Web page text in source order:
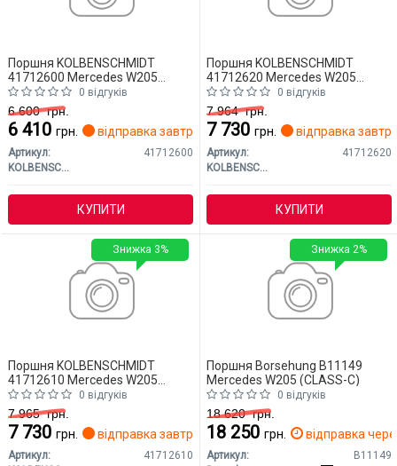
Поршня KOLBENSCHMIDT
41712600 Mercedes W205
(CLASS-C)
0 відгуків
6 600грн.
6 410 грн. відправка завтра
Артикул:
41712600
KOLBENSCHMIDT
КУПИТИ
Поршня KOLBENSCHMIDT
41712620 Mercedes W205
(CLASS-C)
0 відгуків
7 964грн.
7 730 грн. відправка
Артикул:
41712620
KOLBENSCHMIDT
КУПИТИ
Поршня KOLBENSCHMIDT
41712610 Mercedes W205
(CLASS-C)
0 відгуків
7 965грн.
7 730 грн. відправка завтра
Артикул:
41712610
Знижка 3%
Поршня Borsehung B11149
Mercedes W205 (CLASS-C)
0 відгуків
18 620грн.
18 250 грн. відправка
Артикул:
B11149
Знижка 2%